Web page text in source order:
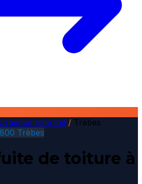
fuite toit / Trèbes
Trèbes
de toiture à